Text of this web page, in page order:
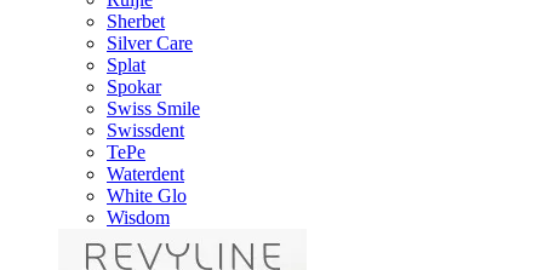
Sherbet
Silver Care
Splat
Spokar
Swiss Smile
Swissdent
TePe
Waterdent
White Glo
Wisdom